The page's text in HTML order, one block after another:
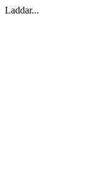
Laddar...